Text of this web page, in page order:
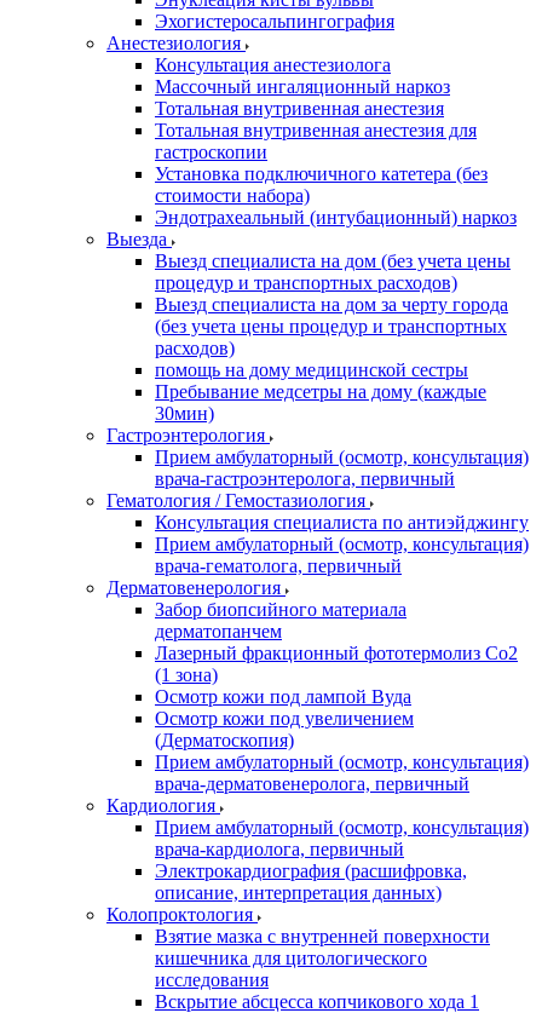
Эхогистеросальпингография
Анестезиология
Консультация анестезиолога
Массочный ингаляционный наркоз
Тотальная внутривенная анестезия
Тотальная внутривенная анестезия для
гастроскопии
Установка подключичного катетера (без
стоимости набора)
Эндотрахеальный (интубационный) наркоз
Выезда
Выезд специалиста на дом (без учета цены
процедур и транспортных расходов)
Выезд специалиста на дом за черту города
(без учета цены процедур и транспортных
расходов)
помощь на дому медицинской сестры
Пребывание медсетры на дому (каждые
30мин)
Гастроэнтерология
Прием амбулаторный (осмотр, консультация)
врача-гастроэнтеролога, первичный
Гематология / Гемостазиология
Консультация специалиста по антиэйджингу
Прием амбулаторный (осмотр, консультация)
врача-гематолога, первичный
Дерматовенерология
Забор биопсийного материала
дерматопанчем
Лазерный фракционный фототермолиз Со2
(1 зона)
Осмотр кожи под лампой Вуда
Осмотр кожи под увеличением
(Дерматоскопия)
Прием амбулаторный (осмотр, консультация)
врача-дерматовенеролога, первичный
Кардиология
Прием амбулаторный (осмотр, консультация)
врача-кардиолога, первичный
Электрокардиография (расшифровка,
описание, интерпретация данных)
Колопроктология
Взятие мазка с внутренней поверхности
кишечника для цитологического
исследования
Вскрытие абсцесса копчикового хода 1